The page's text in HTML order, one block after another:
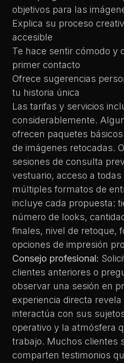
objetivos para las
Explica su proceso
accesible
Te hace sentir cómodo y
primer contacto
Ofrece sugerencias
tu historia única
Las tarifas y servicios
considerablemente.
ofrecen paquetes
de imágenes retocadas.
sesiones de consulta
vestuario, acceso a
múltiples formatos de
incluye cada propuesta:
número de looks,
finales, nivel de retoque,
opciones de impresión
Consejo profesional:
clientes anteriores o
observar una sesión en
experiencia directa
interactúa con sus
operativo y la atmósfera
trabajo. Muchos clientes
comparten testimonios